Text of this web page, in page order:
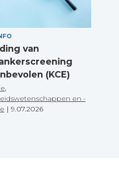
van
(KCE)
,
en -
| 9.07.2026